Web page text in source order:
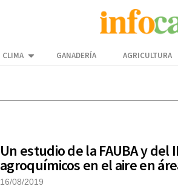
CLIMA GANADERÍA AGRICULTURA
Un estudio de la FAUBA y
agroquímicos en el aire en
16/08/2019